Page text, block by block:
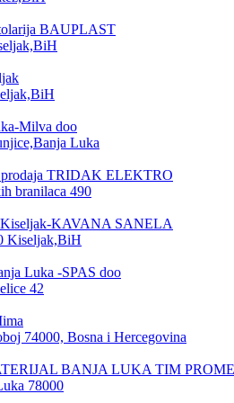
BAUPLAST
Milva doo
Luka
prodaja TRIDAK ELEKTRO
branilaca 490
Kiseljak-KAVANA SANELA
Kiseljak,BiH
Luka -SPAS doo
42
74000, Bosna i Hercegovina
BANJA LUKA TIM
78000